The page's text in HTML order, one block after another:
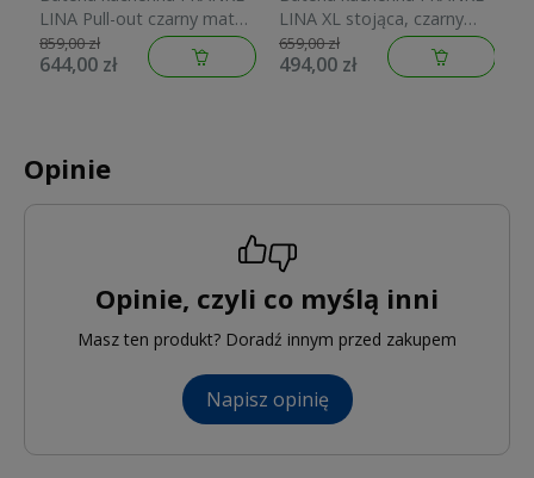
LINA Pull-out czarny mat
115.0626.053
859,00 zł
644,00 zł
LINA XL stojąca, czarny
mat 115.0626.019
659,00 zł
494,00 zł
Opinie
Opinie, czyli co myślą inni
Masz ten produkt? Doradź innym przed zakupem
Napisz opinię